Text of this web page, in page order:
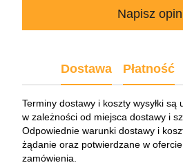
Napisz
Dostawa Płatność
Terminy dostawy i koszty wysyłki są
w zależności od miejsca dostawy i
Odpowiednie warunki dostawy i
żądanie oraz potwierdzane w
zamówienia.